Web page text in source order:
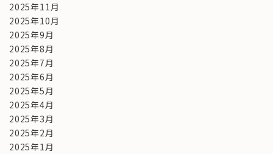
2025年11月
2025年10月
2025年9月
2025年8月
2025年7月
2025年6月
2025年5月
2025年4月
2025年3月
2025年2月
2025年1月